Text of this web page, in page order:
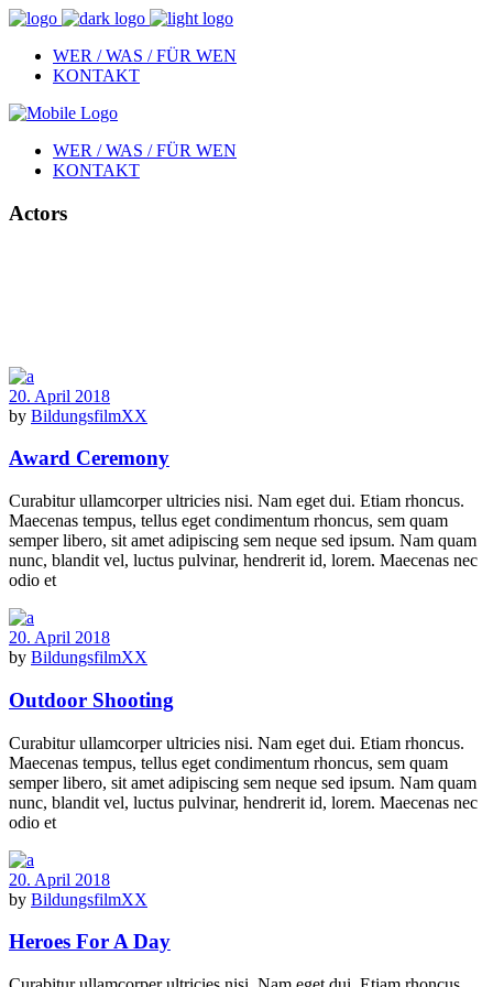
WER / WAS / FÜR WEN
KONTAKT
WER / WAS / FÜR WEN
KONTAKT
Actors
20. April 2018
by BildungsfilmXX
Award Ceremony
Curabitur ullamcorper ultricies nisi. Nam eget dui. Etiam rhoncus.
Maecenas tempus, tellus eget condimentum rhoncus, sem quam
semper libero, sit amet adipiscing sem neque sed ipsum. Nam quam
nunc, blandit vel, luctus pulvinar, hendrerit id, lorem. Maecenas nec
odio et
20. April 2018
by BildungsfilmXX
Outdoor Shooting
Curabitur ullamcorper ultricies nisi. Nam eget dui. Etiam rhoncus.
Maecenas tempus, tellus eget condimentum rhoncus, sem quam
semper libero, sit amet adipiscing sem neque sed ipsum. Nam quam
nunc, blandit vel, luctus pulvinar, hendrerit id, lorem. Maecenas nec
odio et
20. April 2018
by BildungsfilmXX
Heroes For A Day